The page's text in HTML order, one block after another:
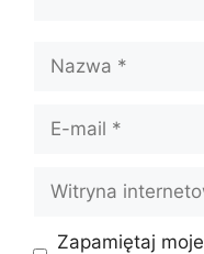
mail
internetowa
Zapamiętaj